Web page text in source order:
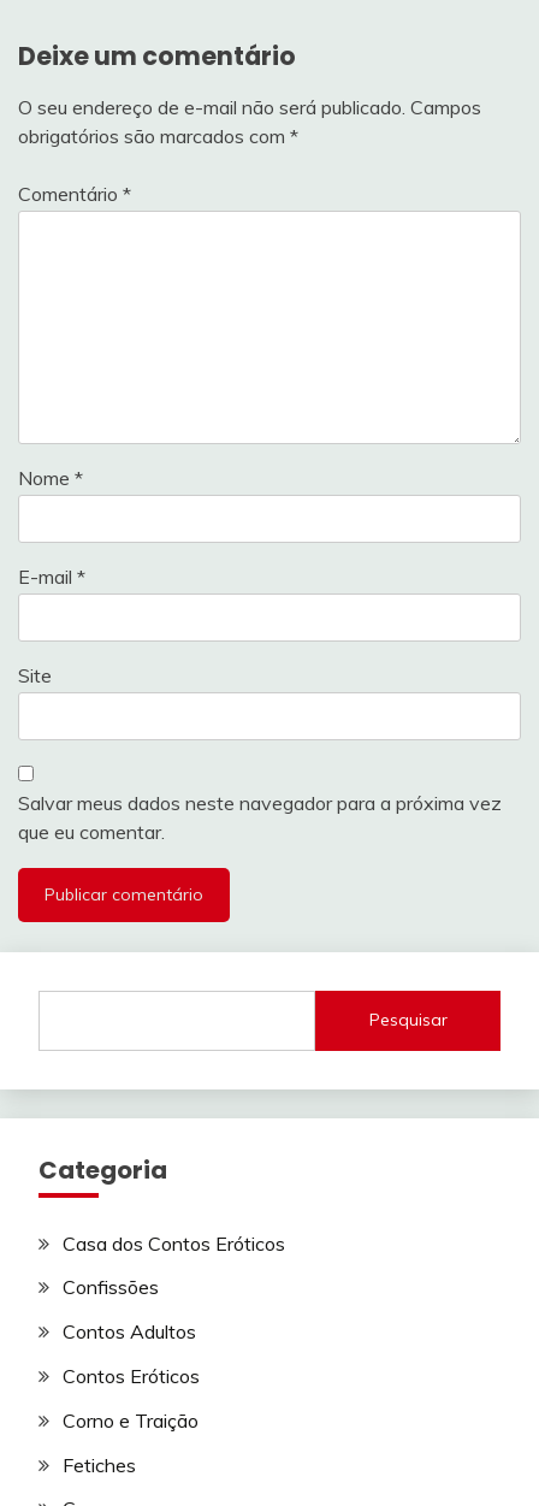
Deixe um comentário
O seu endereço de e-mail não será publicado. Campos
obrigatórios são marcados com *
Comentário *
Nome *
E-mail *
Site
Salvar meus dados neste navegador para a próxima vez
que eu comentar.
Pesquisar
Categoria
Casa dos Contos Eróticos
Confissões
Contos Adultos
Contos Eróticos
Corno e Traição
Fetiches